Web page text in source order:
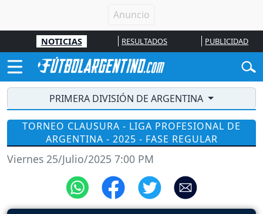
NOTICIAS RESULTADOS PUBLICIDAD
PRIMERA DIVISIÓN DE ARGENTINA
TORNEO CLAUSURA - LIGA PROFESIONAL DE
ARGENTINA - 2025 - FASE REGULAR
Viernes 25/Julio/2025 7:00 PM